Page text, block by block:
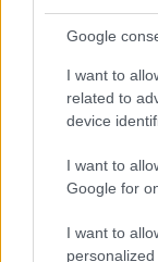
Google
I want to
related to
device
I want to
Google for
I want to
personalized